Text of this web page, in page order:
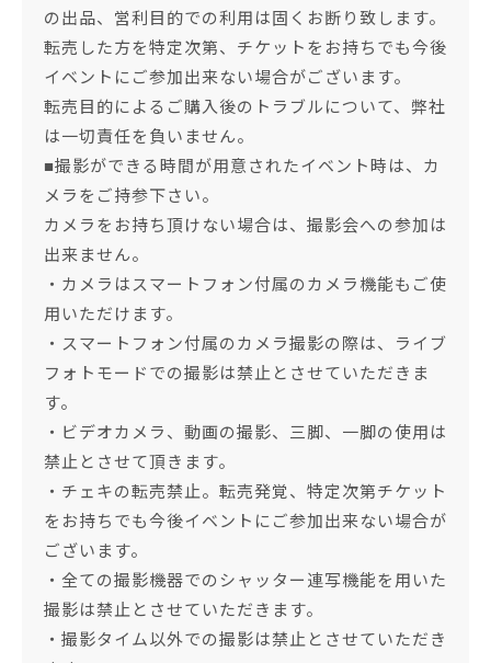
の出品、営利目的での利用は固くお断り致します。
転売した方を特定次第、チケットをお持ちでも今後
イベントにご参加出来ない場合がございます。
転売目的によるご購入後のトラブルについて、弊社
は一切責任を負いません。
■撮影ができる時間が用意されたイベント時は、カ
メラをご持参下さい。
カメラをお持ち頂けない場合は、撮影会への参加は
出来ません。
・カメラはスマートフォン付属のカメラ機能もご使
用いただけます。
・スマートフォン付属のカメラ撮影の際は、ライブ
フォトモードでの撮影は禁止とさせていただきま
す。
・ビデオカメラ、動画の撮影、三脚、一脚の使用は
禁止とさせて頂きます。
・チェキの転売禁止。転売発覚、特定次第チケット
をお持ちでも今後イベントにご参加出来ない場合が
ございます。
・全ての撮影機器でのシャッター連写機能を用いた
撮影は禁止とさせていただきます。
・撮影タイム以外での撮影は禁止とさせていただき